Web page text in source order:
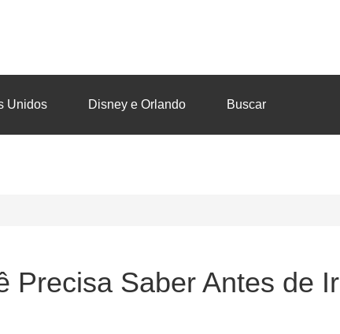
Unidos Disney e Orlando Buscar
Precisa Saber Antes de Ir